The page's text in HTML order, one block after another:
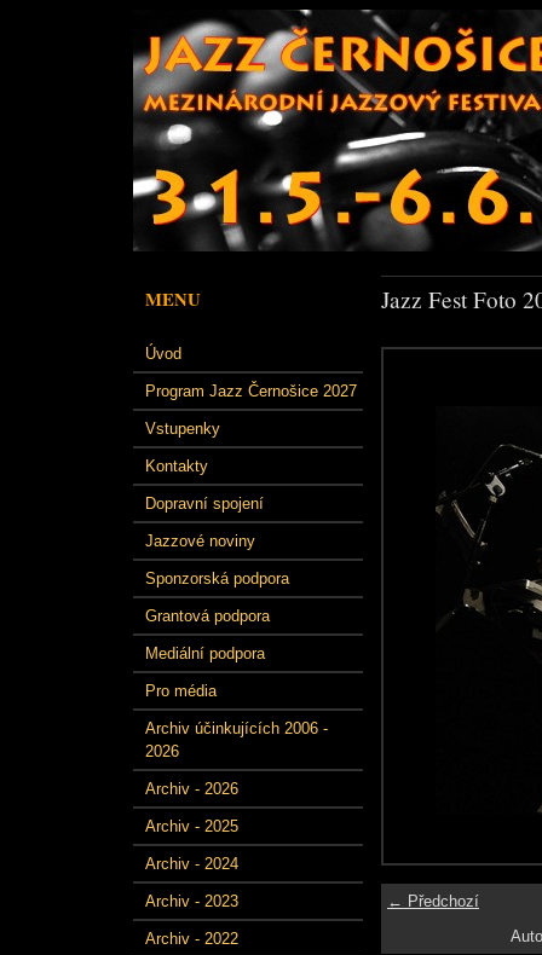
MENU
Úvod
Program Jazz Černošice 2027
Vstupenky
Kontakty
Dopravní spojení
Jazzové noviny
Sponzorská podpora
Grantová podpora
Mediální podpora
Pro média
Archiv účinkujících 2006 -
2026
Archiv - 2026
Archiv - 2025
Archiv - 2024
Archiv - 2023
Archiv - 2022
Jazz Fest Foto
← Předchozí